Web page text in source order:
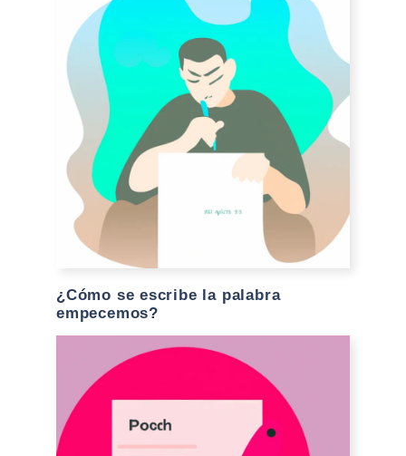
¿Cómo se escribe la palabra
empecemos?